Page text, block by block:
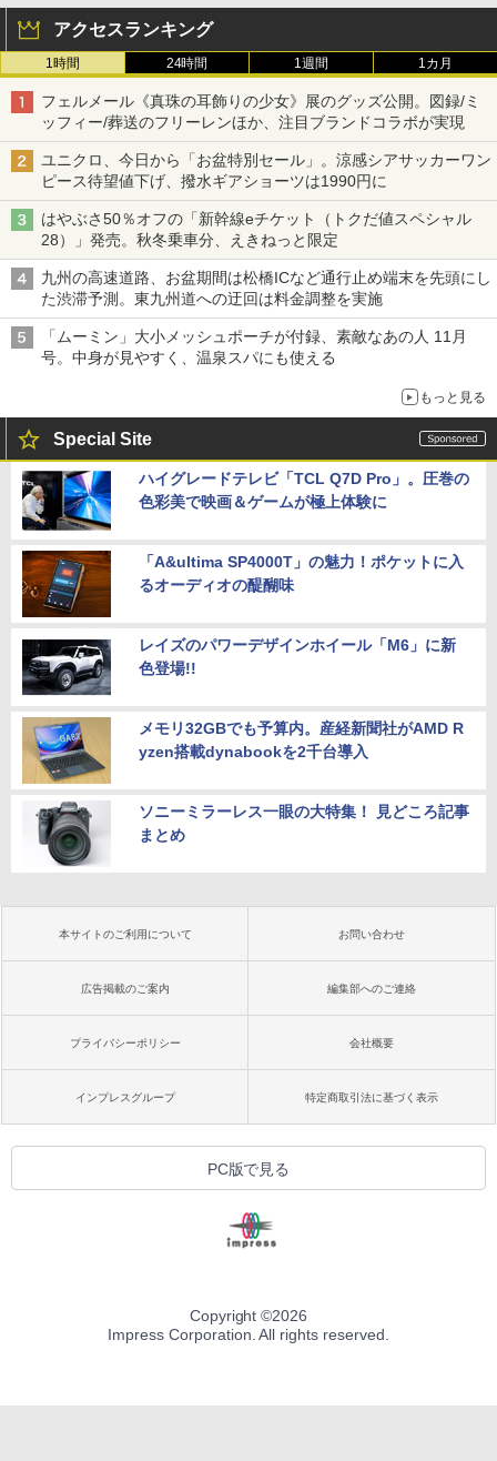
アクセスランキング
1時間 24時間 1週間 1カ月
フェルメール《真珠の耳飾りの少女》展のグッズ公開。図録/ミ
ッフィー/葬送のフリーレンほか、注目ブランドコラボが実現
ユニクロ、今日から「お盆特別セール」。涼感シアサッカーワン
ピース待望値下げ、撥水ギアショーツは1990円に
はやぶさ50％オフの「新幹線eチケット（トクだ値スペシャル
28）」発売。秋冬乗車分、えきねっと限定
九州の高速道路、お盆期間は松橋ICなど通行止め端末を先頭にし
た渋滞予測。東九州道への迂回は料金調整を実施
「ムーミン」大小メッシュポーチが付録、素敵なあの人 11月
号。中身が見やすく、温泉スパにも使える
もっと見る
Special Site
ハイグレードテレビ「TCL Q7D Pro」。圧巻の
色彩美で映画＆ゲームが極上体験に
「A&ultima SP4000T」の魅力！ポケットに入
るオーディオの醍醐味
レイズのパワーデザインホイール「M6」に新
色登場!!
メモリ32GBでも予算内。産経新聞社がAMD R
yzen搭載dynabookを2千台導入
ソニーミラーレス一眼の大特集！ 見どころ記事
まとめ
本サイトのご利用について お問い合わせ
広告掲載のご案内 編集部へのご連絡
プライバシーポリシー 会社概要
インプレスグループ 特定商取引法に基づく表示
PC版で見る
Copyright ©2026
Impress Corporation. All rights reserved.